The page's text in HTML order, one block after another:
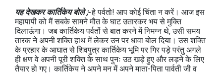
यह देखकर कार्तिकेय बोले ;-हे पर्वतो! आप कोई चिंता न करें। आज इस
महापापी को मैं सबके सामने मौत के घाट उतारकर भय से मुक्ति
दिलाऊंगा। जब कार्तिकेय पर्वतों से बात करने में निमग्न थे, उसी समय
तारक ने अपनी शक्ति हाथ में लेकर उन पर धावा बोल दिया। उस शक्ति
के प्रहार के आघात से शिवपुत्र कार्तिकेय भूमि पर गिर पड़े परंतु अगले
ही क्षण वे अपनी पूरी शक्ति के साथ पुनः उठ खड़े हुए और लड़ने के लिए
तैयार हो गए। कार्तिकेय ने अपने मन में अपने माता-पिता पार्वती जी व